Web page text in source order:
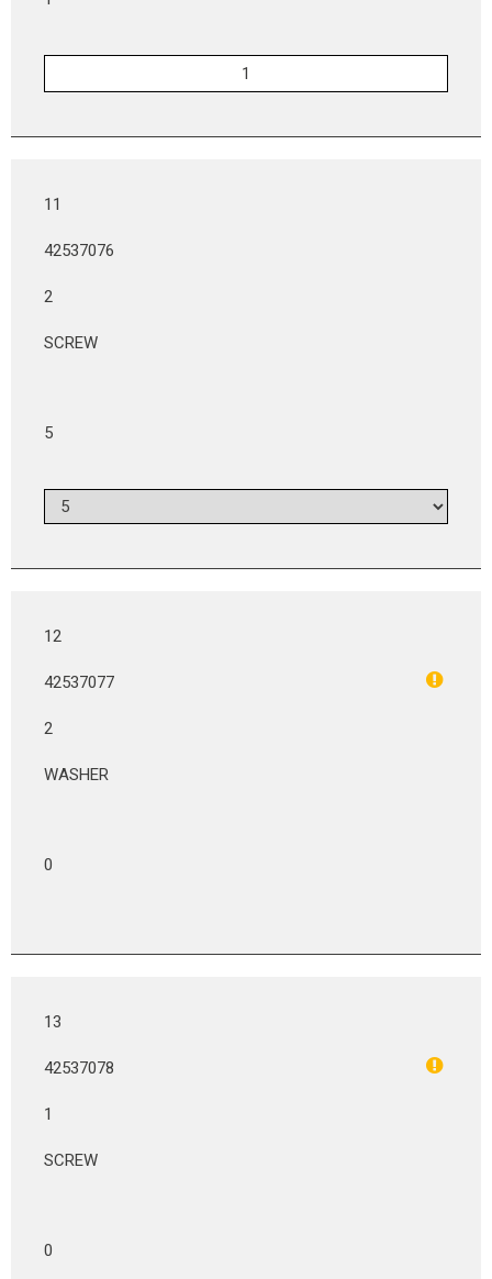
11
42537076
2
SCREW
5
12
42537077
2
WASHER
0
13
42537078
1
SCREW
0